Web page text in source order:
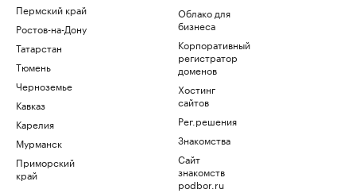
Пермский край
Ростов-на-Дону
Татарстан
Тюмень
Черноземье
Кавказ
Карелия
Мурманск
Приморский
край
Облако для
бизнеса
Корпоративный
регистратор
доменов
Хостинг
сайтов
Рег.решения
Знакомства
Сайт
знакомств
podbor.ru